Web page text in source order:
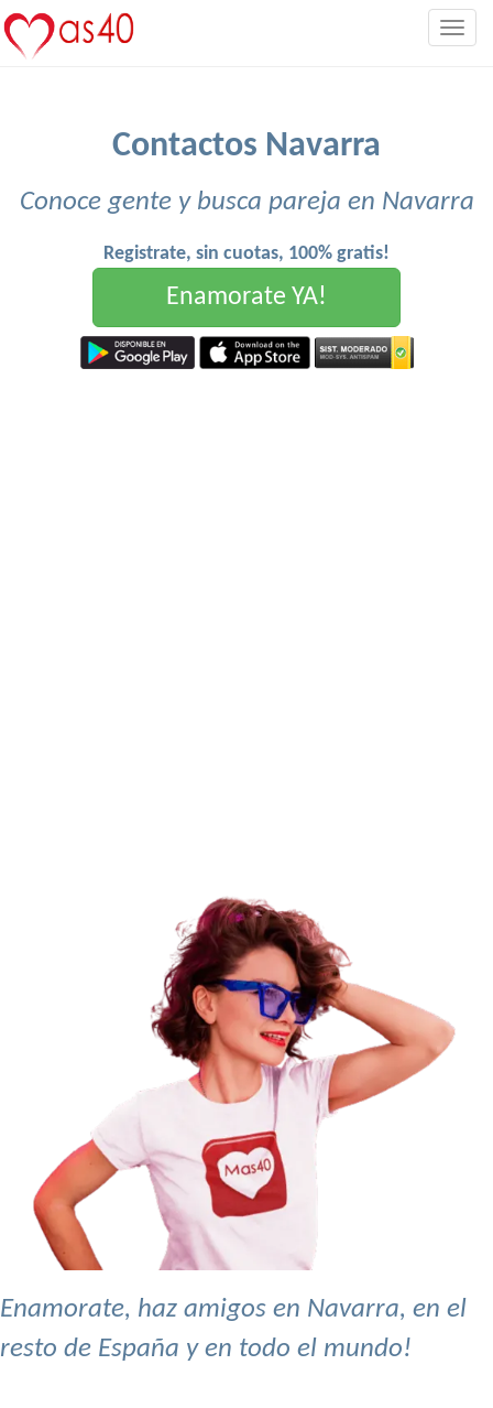
Contactos Navarra
Conoce gente y busca pareja en Navarra
Registrate, sin cuotas, 100% gratis!
Enamorate YA!
Enamorate, haz amigos en Navarra, en el
resto de España y en todo el mundo!